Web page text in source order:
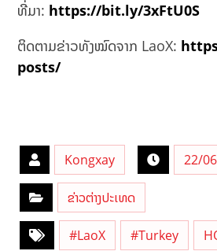
ທີ່ມາ: https://bit.ly/3xFtU0S
ຕິດຕາມຂ່າວທັງໝົດຈາກ LaoX:
posts/
Kongxay 22/
ຂ່າວຕ່າງປະເທດ
#LaoX #Turkey